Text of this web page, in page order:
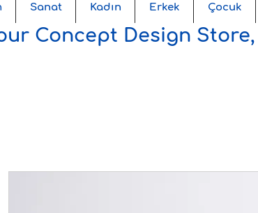
Sanat Kadın Erkek Çocuk
Concept Design